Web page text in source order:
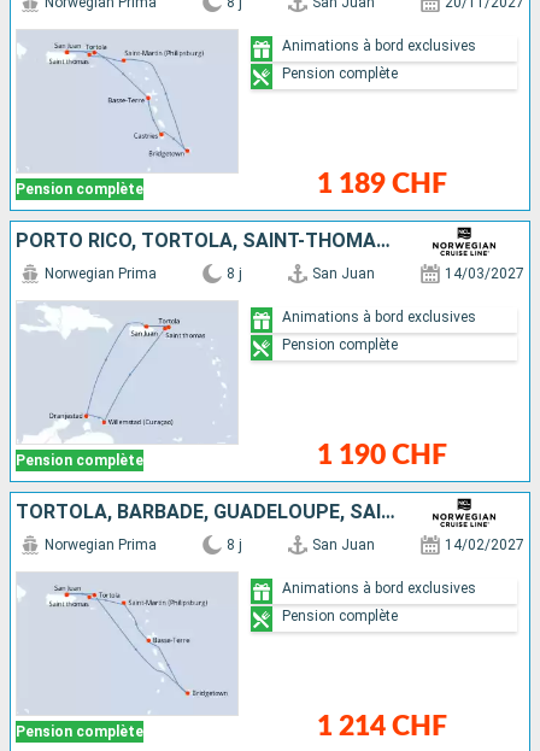
Pension complète 1 189 CHF
Animations à bord exclusives
Pension complète
PORTO RICO, TORTOLA, SAINT-THOMAS, ARUBA
Pension complète
Norwegian Prima 8 j San Juan 14/03/2027
1 190 CHF
Animations à bord exclusives
Pension complète
TORTOLA, BARBADE, GUADELOUPE, SAINT-MARTIN, SAINT-THOMAS, PORTO RICO
Pension complète
Norwegian Prima 8 j San Juan 14/02/2027
1 214 CHF
Animations à bord exclusives
Pension complète